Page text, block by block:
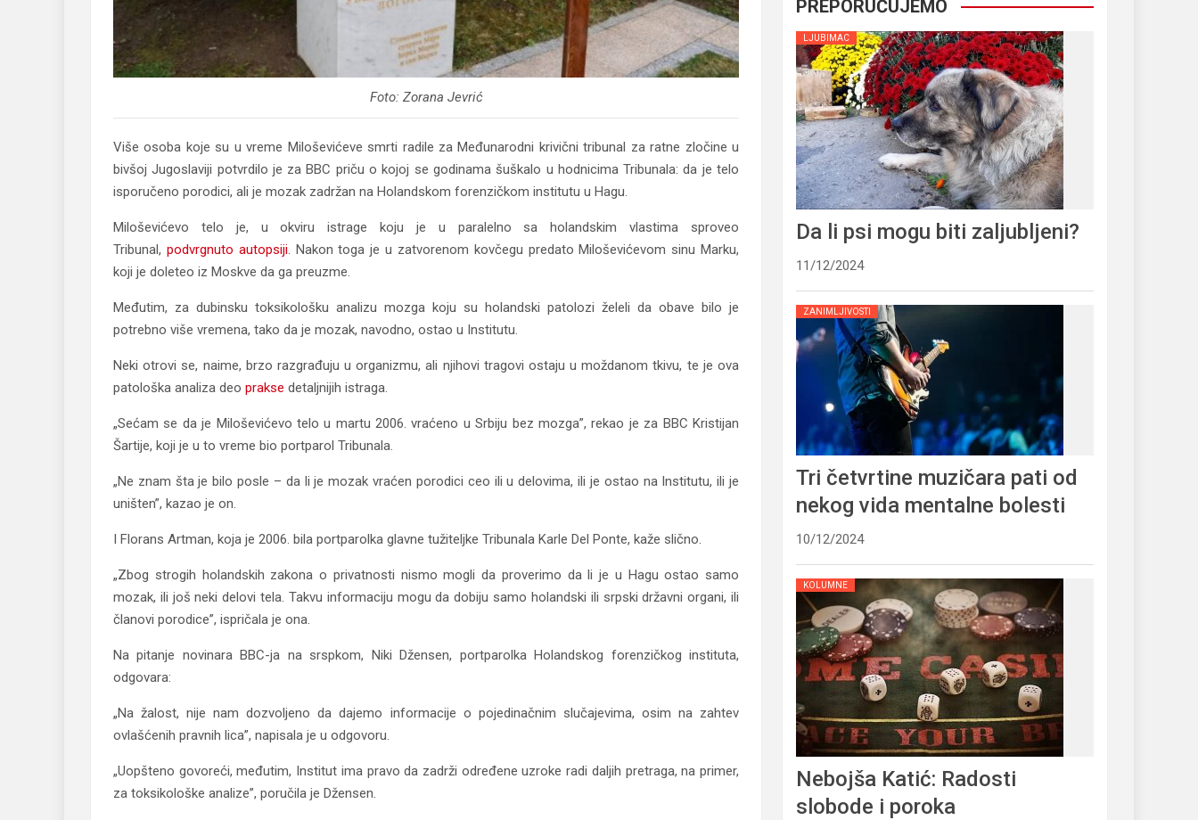
Foto: Zorana Jevrić
Više osoba koje su u vreme Miloševićeve smrti radile za Međunarodni krivični tribunal za ratne zločine u
bivšoj Jugoslaviji potvrdilo je za BBC priču o kojoj se godinama šuškalo u hodnicima Tribunala: da je telo
isporučeno porodici, ali je mozak zadržan na Holandskom forenzičkom institutu u Hagu.
Miloševićevo telo je, u okviru istrage koju je u paralelno sa holandskim vlastima sproveo
Tribunal, podvrgnuto autopsiji. Nakon toga je u zatvorenom kovčegu predato Miloševićevom sinu Marku,
koji je doleteo iz Moskve da ga preuzme.
Međutim, za dubinsku toksikološku analizu mozga koju su holandski patolozi želeli da obave bilo je
potrebno više vremena, tako da je mozak, navodno, ostao u Institutu.
Neki otrovi se, naime, brzo razgrađuju u organizmu, ali njihovi tragovi ostaju u moždanom tkivu, te je ova
patološka analiza deo prakse detaljnijih istraga.
„Sećam se da je Miloševićevo telo u martu 2006. vraćeno u Srbiju bez mozga”, rekao je za BBC Kristijan
Šartije, koji je u to vreme bio portparol Tribunala.
„Ne znam šta je bilo posle – da li je mozak vraćen porodici ceo ili u delovima, ili je ostao na Institutu, ili je
uništen”, kazao je on.
I Florans Artman, koja je 2006. bila portparolka glavne tužiteljke Tribunala Karle Del Ponte, kaže slično.
„Zbog strogih holandskih zakona o privatnosti nismo mogli da proverimo da li je u Hagu ostao samo
mozak, ili još neki delovi tela. Takvu informaciju mogu da dobiju samo holandski ili srpski državni organi, ili
članovi porodice”, ispričala je ona.
Na pitanje novinara BBC-ja na srspkom, Niki Džensen, portparolka Holandskog forenzičkog instituta,
odgovara:
„Na žalost, nije nam dozvoljeno da dajemo informacije o pojedinačnim slučajevima, osim na zahtev
ovlašćenih pravnih lica”, napisala je u odgovoru.
„Uopšteno govoreći, međutim, Institut ima pravo da zadrži određene uzroke radi daljih pretraga, na primer,
za toksikološke analize”, poručila je Džensen.
PREPORUČUJEMO
LJUBIMAC
Da li psi mogu biti zaljubljeni?
11/12/2024
ZANIMLJIVOSTI
Tri četvrtine muzičara pati od
nekog vida mentalne bolesti
10/12/2024
KOLUMNE
Nebojša Katić: Radosti
slobode i poroka